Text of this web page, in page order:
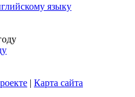
языку
| Карта сайта